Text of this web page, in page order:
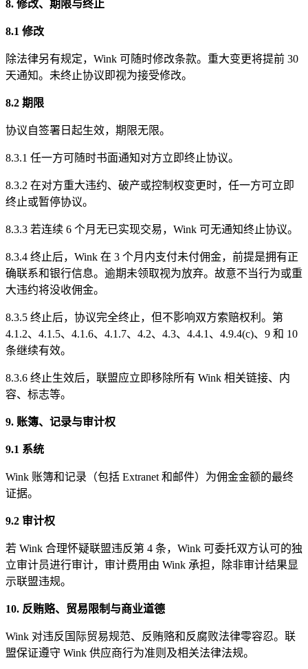
8. 修改、期限与终止
8.1 修改
除法律另有规定，Wink 可随时修改条款。重大变更将提前 30
天通知。未终止协议即视为接受修改。
8.2 期限
协议自签署日起生效，期限无限。
8.3.1 任一方可随时书面通知对方立即终止协议。
8.3.2 在对方重大违约、破产或控制权变更时，任一方可立即
终止或暂停协议。
8.3.3 若连续 6 个月无已实现交易，Wink 可无通知终止协议。
8.3.4 终止后，Wink 在 3 个月内支付未付佣金，前提是拥有正
确联系和银行信息。逾期未领取视为放弃。故意不当行为或重
大违约将没收佣金。
8.3.5 终止后，协议完全终止，但不影响双方索赔权利。第
4.1.2、4.1.5、4.1.6、4.1.7、4.2、4.3、4.4.1、4.9.4(c)、9 和 10
条继续有效。
8.3.6 终止生效后，联盟应立即移除所有 Wink 相关链接、内
容、标志等。
9. 账簿、记录与审计权
9.1 系统
Wink 账簿和记录（包括 Extranet 和邮件）为佣金金额的最终
证据。
9.2 审计权
若 Wink 合理怀疑联盟违反第 4 条，Wink 可委托双方认可的独
立审计员进行审计，审计费用由 Wink 承担，除非审计结果显
示联盟违规。
10. 反贿赂、贸易限制与商业道德
Wink 对违反国际贸易规范、反贿赂和反腐败法律零容忍。联
盟保证遵守 Wink 供应商行为准则及相关法律法规。